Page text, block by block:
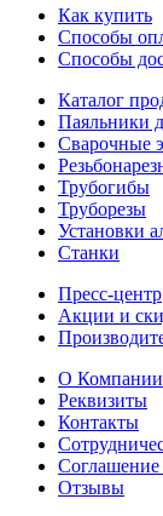
Как купить
Способы
Способы
Каталог
Паяльники
Сварочные
Трубогибы
Труборезы
Установки
Станки
Пресс-центр
Акции и
О Компании
Реквизиты
Контакты
Соглашение
Отзывы